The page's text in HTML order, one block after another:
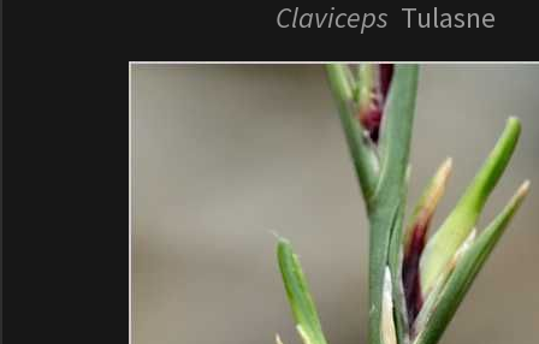
Claviceps Tulasne